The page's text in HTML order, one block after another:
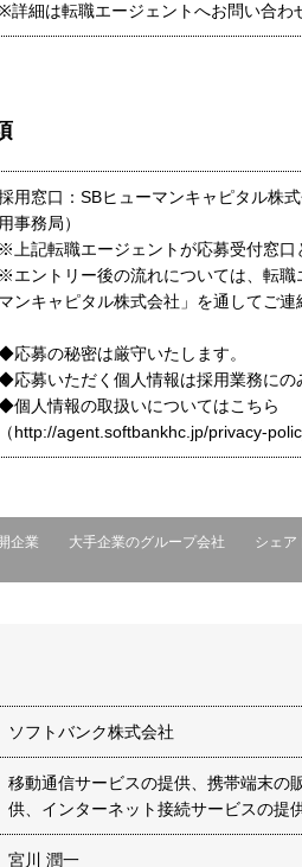
詳細は転職エージェントへお問い合わ
用窓口：SBヒューマンキャピタル株
用事務局）
※上記転職エージェントが応募受付窓口
※エントリー後の流れについては、転職
マンキャピタル株式会社」を通してご連
応募の秘密は厳守いたします。
応募いただく個人情報は採用業務にの
個人情報の取扱いについてはこちら
（http://agent.softbankhc.jp/privacy-
企業 大手企業のグループ会社
シェア
ソフトバンク株式会社
移動通信サービスの提供、携帯端末の
供、インターネット接続サービスの提
宮川 潤一